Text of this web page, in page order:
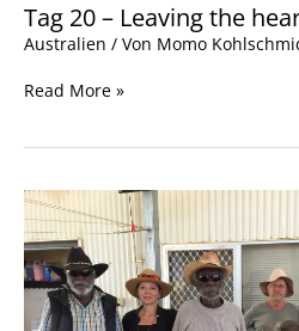
Tag 20 – Leaving the
Australien / Von Momo
Tag
20
–
the
Australia
Read More »
Tag
18
–
Das
Geheimnis
von
Engawala